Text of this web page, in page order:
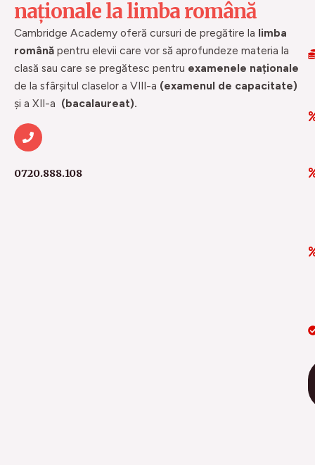
naționale la limba română
Cambridge Academy oferă cursuri de pregătire la limba
română pentru elevii care vor să aprofundeze materia la
clasă sau care se pregătesc pentru examenele naționale
de la sfârșitul claselor a VIII-a (examenul de capacitate)
și a XII-a (bacalaureat).
0720.888.108